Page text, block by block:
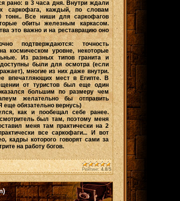
рано: в 3 часа дня. Внутри ждали
саркофага, каждый, по словам
тонн.. Все ниши для саркофагов
обиты железным каркасом.
это важно и на реставрацию оно
подтверждаются: точность
космическом уровне, некоторые
Из разных типов гранита и
доступны были для осмотра (если
многие из них даже внутри.
впечатляющих мест в Египте. В
от туристов был еще один
большим по размеру чем
желательно бы отправить
еще обязательно вернусь)
как и пообещал себе ранее.
был там, поэтому меня
меня там практически на 2
все саркофаги... И вот
кадры которого говорят сами за
на работу богов.
Рейтинг: 4.8/5